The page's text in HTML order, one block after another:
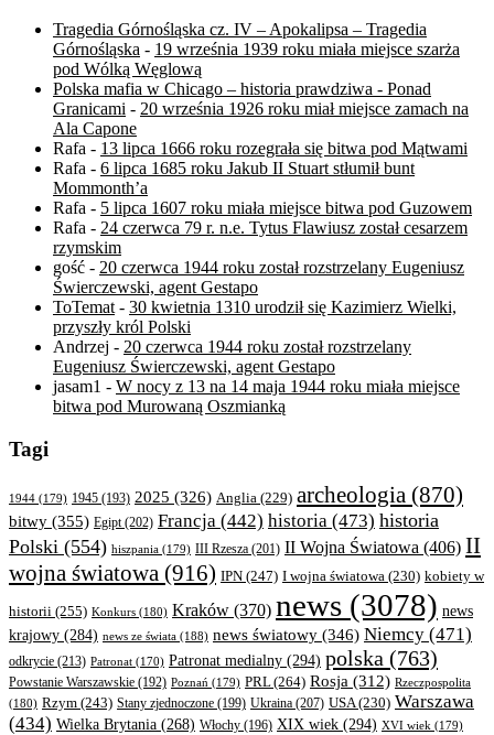
Tragedia Górnośląska cz. IV – Apokalipsa – Tragedia
Górnośląska - 19 września 1939 roku miała miejsce szarża
pod Wólką Węglową
Polska mafia w Chicago – historia prawdziwa - Ponad
Granicami - 20 września 1926 roku miał miejsce zamach na
Ala Capone
Rafa - 13 lipca 1666 roku rozegrała się bitwa pod Mątwami
Rafa - 6 lipca 1685 roku Jakub II Stuart stłumił bunt
Mommonth’a
Rafa - 5 lipca 1607 roku miała miejsce bitwa pod Guzowem
Rafa - 24 czerwca 79 r. n.e. Tytus Flawiusz został cesarzem
rzymskim
gość - 20 czerwca 1944 roku został rozstrzelany Eugeniusz
Świerczewski, agent Gestapo
ToTemat - 30 kwietnia 1310 urodził się Kazimierz Wielki,
przyszły król Polski
Andrzej - 20 czerwca 1944 roku został rozstrzelany
Eugeniusz Świerczewski, agent Gestapo
jasam1 - W nocy z 13 na 14 maja 1944 roku miała miejsce
bitwa pod Murowaną Oszmianką
Tagi
1944 (179) 1945 (193) 2025 (326) Anglia (229) archeologia (870)
bitwy (355) Egipt(202) Francja (442) historia (473) historia
Polski (554) hiszpania (179) III Rzesza (201) II Wojna Światowa (406) II
wojna światowa (916) IPN (247) I wojna światowa (230) kobiety w
historii (255) Konkurs (180) Kraków (370) news (3078) news
krajowy (284) news ze świata (188) news światowy (346) Niemcy (471)
odkrycie (213) Patronat (170) Patronat medialny (294) polska (763)
Powstanie Warszawskie (192) Poznań (179) PRL(264) Rosja (312) Rzeczpospolita
(180) Rzym (243) Stany zjednoczone (199) Ukraina (207) USA(230) Warszawa
(434) Wielka Brytania (268) Włochy (196) XIX wiek (294) XVI wiek (179)